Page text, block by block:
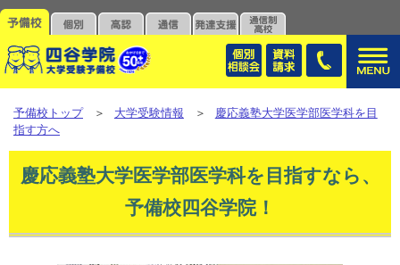
予備校トップ＞大学受験情報＞慶応義塾大学医学部医学科を目
指す方へ
慶応義塾大学医学部医学科を目指すなら、
予備校四谷学院！